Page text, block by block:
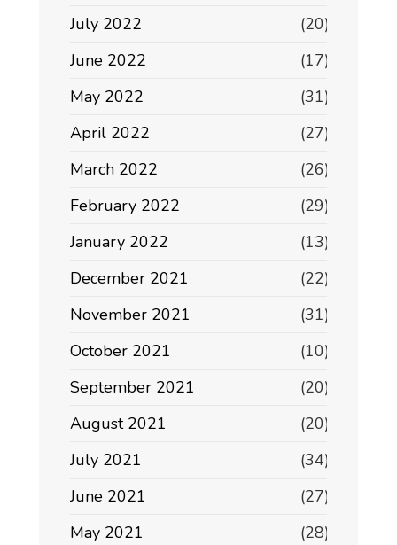
July 2022
(20)
June 2022
(17)
May 2022
(31)
April 2022
(27)
March 2022
(26)
February 2022
(29)
January 2022
(13)
December 2021
(22)
November 2021
(31)
October 2021
(10)
September 2021
(20)
August 2021
(20)
July 2021
(34)
June 2021
(27)
May 2021
(28)